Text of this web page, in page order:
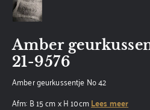
Amber
21-9576
Amber geurkussentje No 42
Afm: B 15 cm x H 10cmLees meer